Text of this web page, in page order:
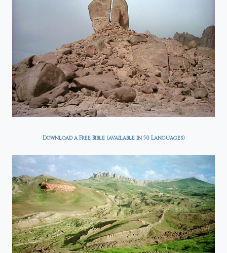
Download a Free Bible (available in 50 Languages)